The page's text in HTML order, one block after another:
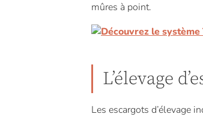
mûres à point.
L’élevage
Les escargots d’élevage